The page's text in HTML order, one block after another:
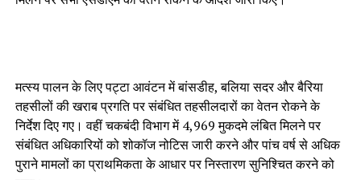
मत्स्य पालन के लिए पट्टा आवंटन में बांसडीह, बलिया सदर और बैरिया
तहसीलों की खराब प्रगति पर संबंधित तहसीलदारों का वेतन रोकने के
निर्देश दिए गए। वहीं चकबंदी विभाग में 4,969 मुकदमे लंबित मिलने पर
संबंधित अधिकारियों को शोकॉज नोटिस जारी करने और पांच वर्ष से अधिक
पुराने मामलों का प्राथमिकता के आधार पर निस्तारण सुनिश्चित करने को